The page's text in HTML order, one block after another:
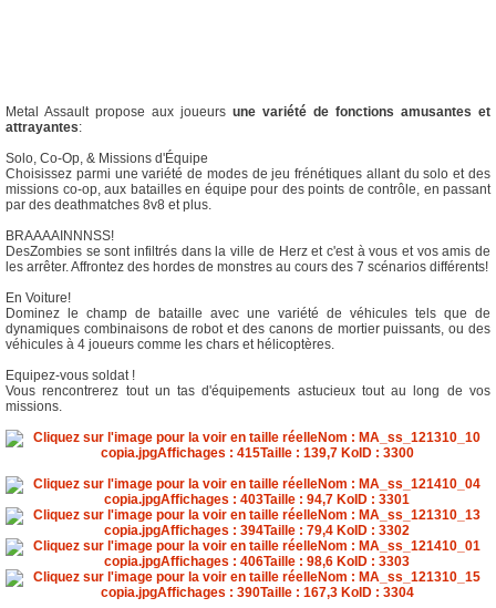
Metal Assault propose aux joueurs une variété de fonctions amusantes et
attrayantes:
Solo, Co-Op, & Missions d'Équipe
Choisissez parmi une variété de modes de jeu frénétiques allant du solo et des
missions co-op, aux batailles en équipe pour des points de contrôle, en passant
par des deathmatches 8v8 et plus.
BRAAAAINNNSS!
DesZombies se sont infiltrés dans la ville de Herz et c'est à vous et vos amis de
les arrêter. Affrontez des hordes de monstres au cours des 7 scénarios différents!
En Voiture!
Dominez le champ de bataille avec une variété de véhicules tels que de
dynamiques combinaisons de robot et des canons de mortier puissants, ou des
véhicules à 4 joueurs comme les chars et hélicoptères.
Equipez-vous soldat !
Vous rencontrerez tout un tas d'équipements astucieux tout au long de vos
missions.